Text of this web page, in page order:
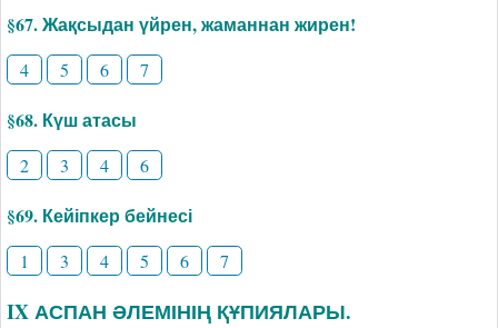
§67. Жақсыдан үйрен, жаманнан жирен!
4 5 6 7
§68. Күш атасы
2 3 4 6
§69. Кейіпкер бейнесі
1 3 4 5 6 7
IX АСПАН ӘЛЕМІНІҢ ҚҰПИЯЛАРЫ.